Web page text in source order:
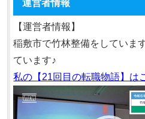
運営者情報
【運営者情報】
稲敷市で竹林整備をしていま
ています♪
私の【21回目の転職物語】は
画